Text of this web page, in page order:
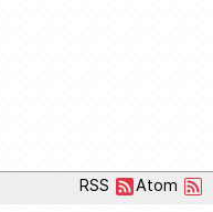
RSS Atom